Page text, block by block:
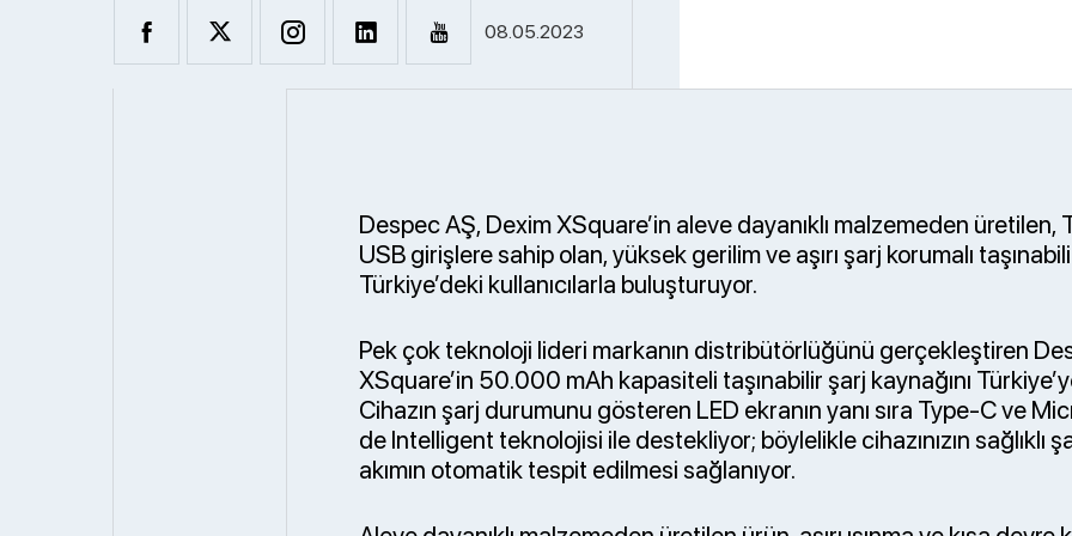
08.05.2023
Despec AŞ, Dexim XSquare’in aleve dayanıklı malzemeden üretilen,
USB girişlere sahip olan, yüksek gerilim ve aşırı şarj korumalı
Türkiye’deki kullanıcılarla buluşturuyor.
Pek çok teknoloji lideri markanın distribütörlüğünü gerçekleştiren
XSquare’in 50.000 mAh kapasiteli taşınabilir şarj kaynağını
Cihazın şarj durumunu gösteren LED ekranın yanı sıra Type-C ve
de Intelligent teknolojisi ile destekliyor; böylelikle cihazınızın sağlıklı
akımın otomatik tespit edilmesi sağlanıyor.